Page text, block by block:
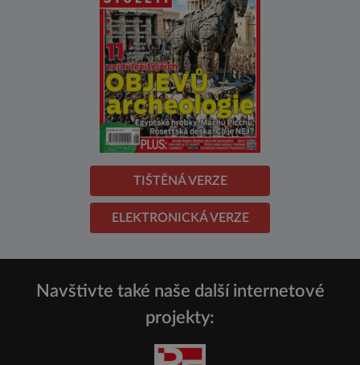
TIŠTĚNÁ VERZE
ELEKTRONICKÁ VERZE
Navštivte také naše další internetové
projekty: